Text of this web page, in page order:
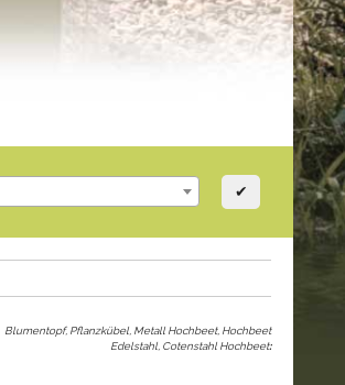
✔
Blumentopf, Pflanzkübel, Metall Hochbeet, Hochbeet
Edelstahl, Cotenstahl Hochbeet: